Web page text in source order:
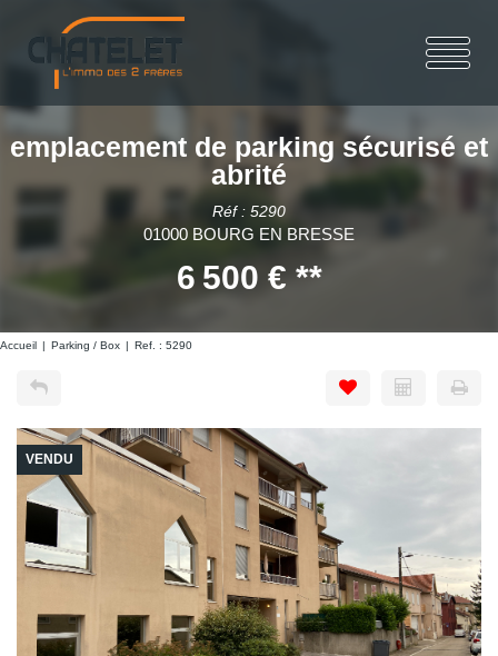
emplacement de parking sécurisé et
abrité
Réf : 5290
01000 BOURG EN BRESSE
6 500 €**
Accueil Parking / Box Ref. : 5290
VENDU